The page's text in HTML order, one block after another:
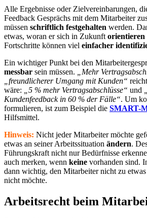
Alle Ergebnisse oder Zielvereinbarungen,
Feedback Gesprächs mit dem Mitarbeiter
müssen schriftlich festgehalten werden.
etwas, woran er sich in Zukunft orientieren
Fortschritte können viel einfacher
Ein wichtiger Punkt bei den
messbar sein müssen. „Mehr
„freundlicherer Umgang mit Kunden“
wäre:
„5 % mehr Vertragsabschlüsse“ und
Kundenfeedback in 60 % der Fälle“. Um
formulieren, ist zum Beispiel die SMART-
Hilfsmittel.
Hinweis: Nicht jeder Mitarbeiter möchte
etwas an seiner Arbeitssituation ändern.
Führungskraft nicht nur Bedürfnisse
auch merken, wenn keine vorhanden sind.
dann wichtig, den Mitarbeiter nicht zu etwas
nicht möchte.
Arbeitsrecht beim